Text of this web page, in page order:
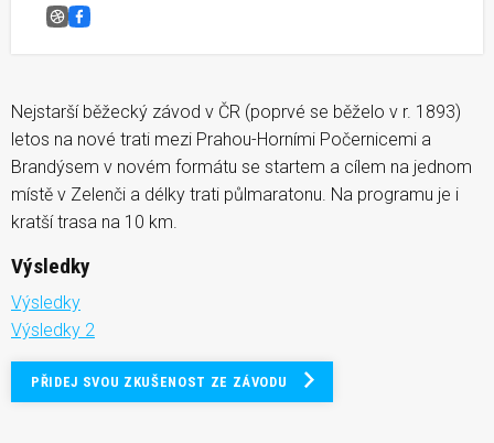
Půlmaraton Praha &#8211; Brandýs
Facebook
Nejstarší běžecký závod v ČR (poprvé se běželo v r. 1893)
letos na nové trati mezi Prahou-Horními Počernicemi a
Brandýsem v novém formátu se startem a cílem na jednom
místě v Zelenči a délky trati půlmaratonu. Na programu je i
kratší trasa na 10 km.
Výsledky
Výsledky
Výsledky 2
PŘIDEJ SVOU ZKUŠENOST ZE ZÁVODU